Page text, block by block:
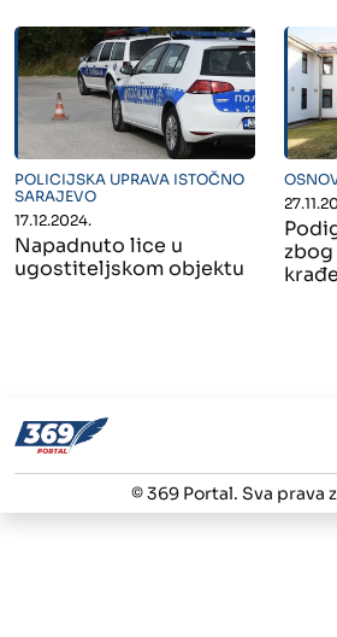
" alt="">
POLICIJSKA UPRAVA ISTOČNO
SARAJEVO
17.12.2024.
Napadnuto lice u
ugostiteljskom objektu
"
krađe
© 369 Portal. Sva prava